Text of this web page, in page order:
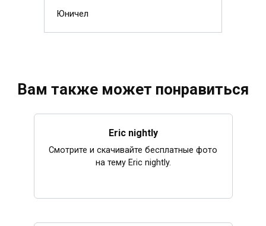
Юничел
Вам также может понравиться
Eric nightly
Смотрите и скачивайте бесплатные фото
на тему Eric nightly.